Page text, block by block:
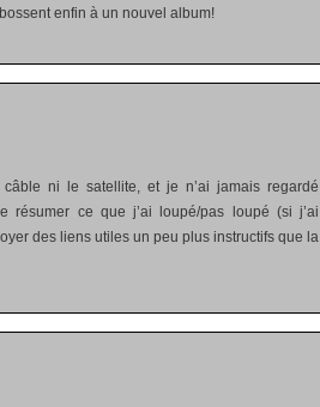
enfin à un nouvel album!
ni le satellite, et je n’ai jamais regardé
résumer ce que j’ai loupé/pas loupé (si j’ai
des liens utiles un peu plus instructifs que la